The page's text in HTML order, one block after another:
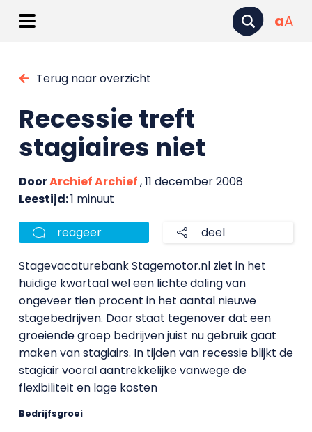
aA
Terug naar overzicht
Recessie treft
stagiaires niet
DoorArchief Archief, 11 december 2008
Leestijd:1 minuut
reageer deel
Stagevacaturebank Stagemotor.nl ziet in het
huidige kwartaal wel een lichte daling van
ongeveer tien procent in het aantal nieuwe
stagebedrijven. Daar staat tegenover dat een
groeiende groep bedrijven juist nu gebruik gaat
maken van stagiairs. In tijden van recessie blijkt de
stagiair vooral aantrekkelijke vanwege de
flexibiliteit en lage kosten
Bedrijfsgroei